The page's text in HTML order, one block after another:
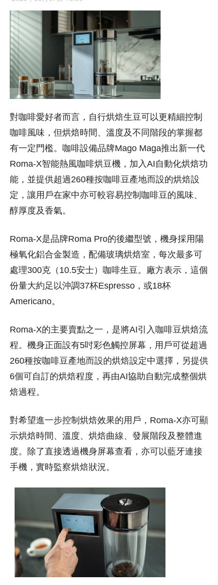
對咖啡愛好者而言，自行烘焙生豆可以更精細控制
咖啡風味，但烘焙時間、溫度及不同階段的掌握都
有一定門檻。咖啡設備品牌Mago Maga推出新一代
Roma-X智能熱風咖啡烘豆機，加入AI自動化烘焙功
能，並提供超過260種按咖啡豆產地而設的烘焙設
定，讓用戶在家中亦可較容易控制咖啡豆的風味、
醇厚度及香氣。
Roma-X是品牌Roma Pro的後繼型號，機身採用陽
極氧化鋁合金製造，配備玻璃烘焙室，每次最多可
處理300克（10.5安士）咖啡生豆。廠方表示，這個
份量大約足以沖調37杯Espresso，或18杯
Americano。
Roma-X的主要賣點之一，是將AI引入咖啡豆烘焙流
程。機身正面設有5吋彩色觸控屏幕，用戶可從超過
260種按咖啡豆產地而設的烘焙設定中選擇，另提供
6個可自訂的烘焙程度，再由AI協助自動完成整個烘
焙過程。
對希望進一步控制烘焙效果的用戶，Roma-X亦可顯
示烘焙時間、溫度、烘焙曲線、發展階段及整體進
度。除了直接透過機身屏幕查看，亦可以藍牙連接
手機，實時監察烘焙狀況。